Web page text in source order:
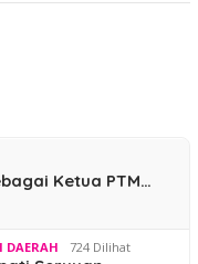
Ketua PTM…
DAERAH 724 Dilihat